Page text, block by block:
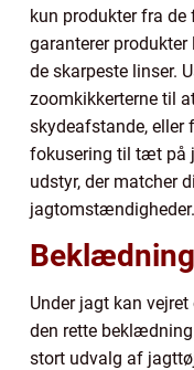
kun produkter fra
garanterer
de skarpeste linser.
zoomkikkerterne til
skydeafstande, eller
fokusering til tæt på
udstyr, der matcher
jagtomstændigheder.
Beklædning
Under jagt kan
den rette
stort udvalg af